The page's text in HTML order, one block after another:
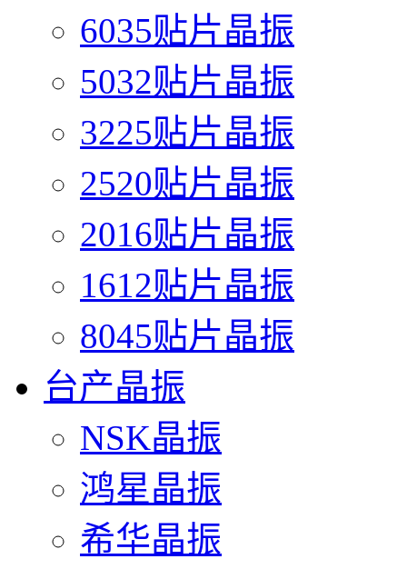
6035贴片晶振
5032贴片晶振
3225贴片晶振
2520贴片晶振
2016贴片晶振
1612贴片晶振
8045贴片晶振
台产晶振
NSK晶振
鸿星晶振
希华晶振